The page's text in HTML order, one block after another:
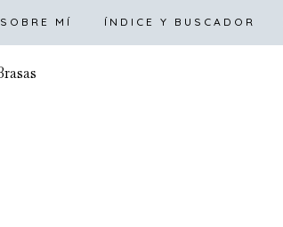
OTRAS MIRADAS SOBRE MÍ
SOBRE MÍ ÍNDICE Y BUSCADOR